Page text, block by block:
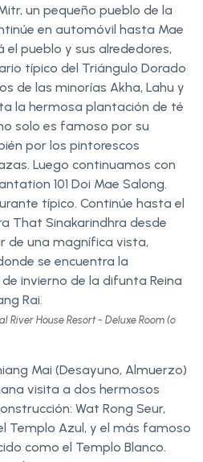
un pequeño pueblo de la
en automóvil hasta Mae
el pueblo y sus alrededores,
típico del Triángulo Dorado
de las minorías Akha, Lahu y
la hermosa plantación de té
solo es famoso por su
por los pintorescos
Luego continuamos con
101 Doi Mae Salong.
típico. Continúe hasta el
That Sinakarindhra desde
de una magnífica vista,
se encuentra la
invierno de la difunta Reina
Rai.
River House Resort - Deluxe Room (o
Mai (Desayuno, Almuerzo)
visita a dos hermosos
Wat Rong Seur,
Templo Azul, y el más famoso
como el Templo Blanco.